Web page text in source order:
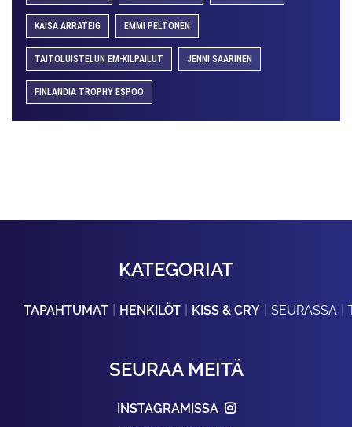
KAISA ARRATEIG EMMI PELTONEN
TAITOLUISTELUN EM-KILPAILUT JENNI SAARINEN
FINLANDIA TROPHY ESPOO
KATEGORIAT
TAPAHTUMAT HENKILÖT KISS & CRY SEURASSA
SEURAA MEITÄ
INSTAGRAMISSA